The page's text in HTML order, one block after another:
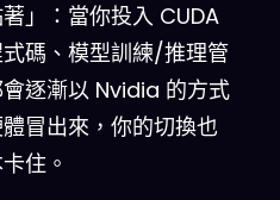
」：當你投入 CUDA
碼、模型訓練/推理管
逐漸以 Nvidia 的方式
冒出來，你的切換也
住。